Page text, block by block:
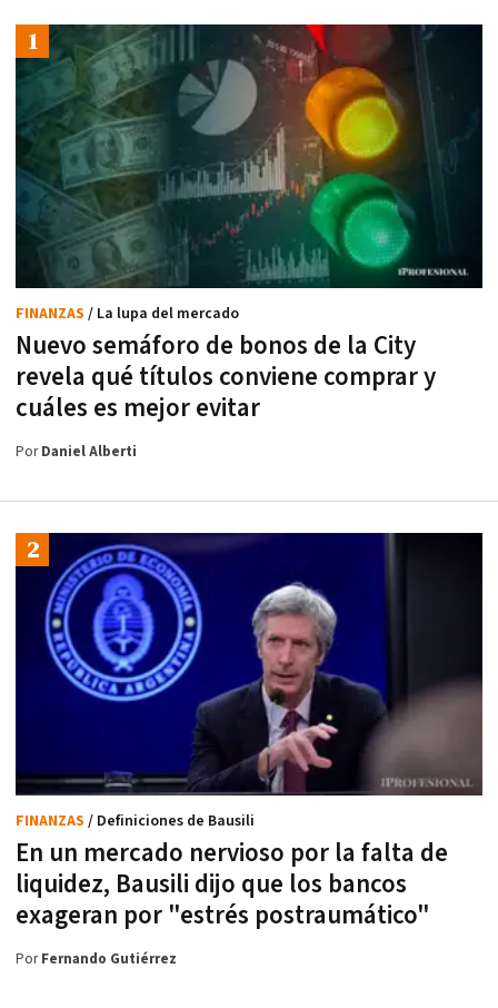
Nuevo semáforo de bonos de la City
revela qué títulos conviene comprar y
cuáles es mejor evitar
FINANZAS / La lupa del mercado
PorDaniel Alberti
En un mercado nervioso por la falta de
liquidez, Bausili dijo que los bancos
exageran por "estrés postraumático"
FINANZAS / Definiciones de Bausili
PorFernando Gutiérrez